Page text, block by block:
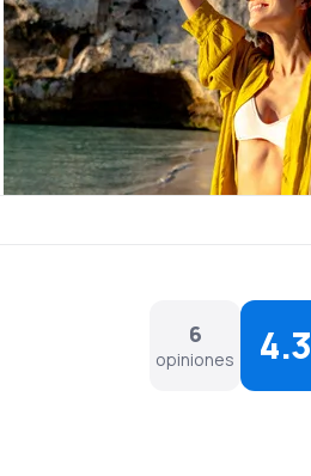
6
opiniones 4.3